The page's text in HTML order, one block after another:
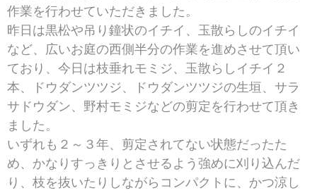
作業を行わせていただきました。
昨日は黒松や吊り鐘状のイチイ、玉散らしのイチイ
など、広いお庭の西側半分の作業を進めさせて頂い
ており、今日は枝垂れモミジ、玉散らしイチイ２
本、ドウダンツツジ、ドウダンツツジの生垣、サラ
サドウダン、野村モミジなどの剪定を行わせて頂き
ました。
いずれも２～３年、剪定されてない状態だったた
め、かなりすっきりとさせるよう強めに刈り込んだ
り、枝を抜いたりしながらコンパクトに、かつ涼し